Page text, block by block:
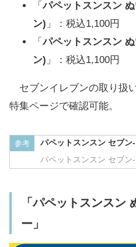
「パペットスンスン
ン) 」：税込1,100円
「パペットスンスン
ン) 」：税込1,100円
セブンイレブンの取り扱
特集ページで確認可能。
参考 パペットスンスン セブン
パペットスンスン セブン
「パペットスンスン
ー」